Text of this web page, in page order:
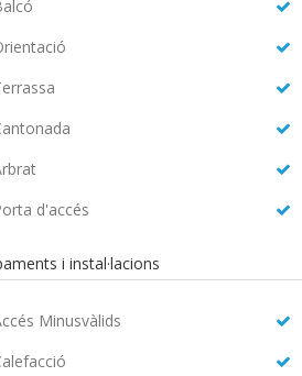
d'accés
i instal·lacions
Minusvàlids